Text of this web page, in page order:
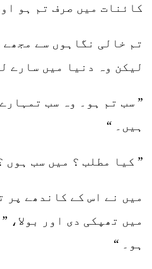
کائنات میں صرف تم ہو
تم خالی نگاہوں سے
لیکن وہ دنیا میں سارے
” سب تم ہو۔ وہ سب
ہیں۔ “
” کیا مطلب ؟ میں سب ہوں
میں نے اس کے کاندھے پر
میں تھپکی دی اور بولا،
ہو۔ “